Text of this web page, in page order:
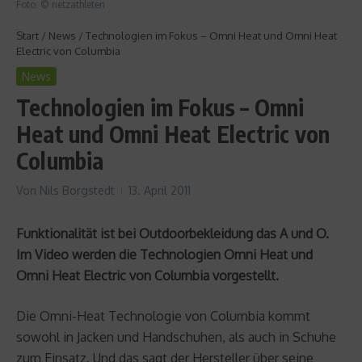
Foto: © netzathleten
Start / News / Technologien im Fokus – Omni Heat und Omni Heat
Electric von Columbia
News
Technologien im Fokus – Omni
Heat und Omni Heat Electric von
Columbia
Von Nils Borgstedt 13. April 2011
Funktionalität ist bei Outdoorbekleidung das A und O.
Im Video werden die Technologien Omni Heat und
Omni Heat Electric von Columbia vorgestellt.
Die Omni-Heat Technologie von Columbia kommt
sowohl in Jacken und Handschuhen, als auch in Schuhe
zum Einsatz. Und das sagt der Hersteller über seine